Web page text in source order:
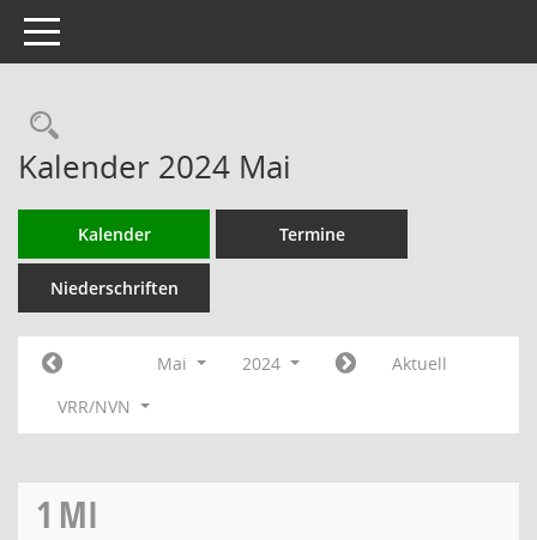
Toggle navigation
Rechercheauswahl
Kalender 2024 Mai
Kalender Termine
Niederschriften
Mai 2024
Aktuell
VRR/NVN
1 MI